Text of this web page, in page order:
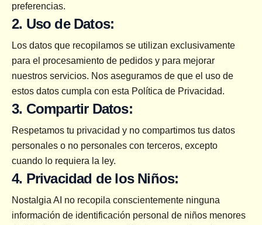
preferencias.
2. Uso de Datos:
Los datos que recopilamos se utilizan exclusivamente
para el procesamiento de pedidos y para mejorar
nuestros servicios. Nos aseguramos de que el uso de
estos datos cumpla con esta Política de Privacidad.
3. Compartir Datos:
Respetamos tu privacidad y no compartimos tus datos
personales o no personales con terceros, excepto
cuando lo requiera la ley.
4. Privacidad de los Niños:
Nostalgia AI no recopila conscientemente ninguna
información de identificación personal de niños menores